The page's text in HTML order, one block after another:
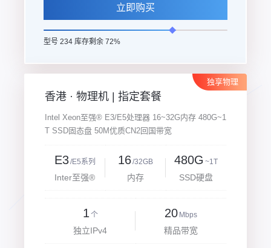
立即购买
型号 234 库存剩余 72%
香港 · 物理机 | 指定套餐
独享物理
Intel Xeon至强® E3/E5处理器 16~32G内存 480G~1
T SSD固态盘 50M优质CN2回国带宽
E3/E5系列
Inter至强®
16/32GB
内存
480G ~1T
SSD硬盘
1 个
独立IPv4
20 Mbps
精品带宽